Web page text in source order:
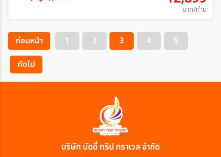
บาท/ท่าน
ก่อนหน้า 1 2 3 4
5
ถัดไป
บริษัท บัดดี้ ทริป ทราเวล จำกัด